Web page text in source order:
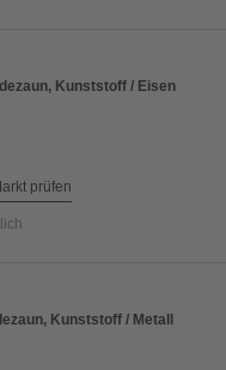
Kunststoff / Eisen
prüfen
Kunststoff / Metall